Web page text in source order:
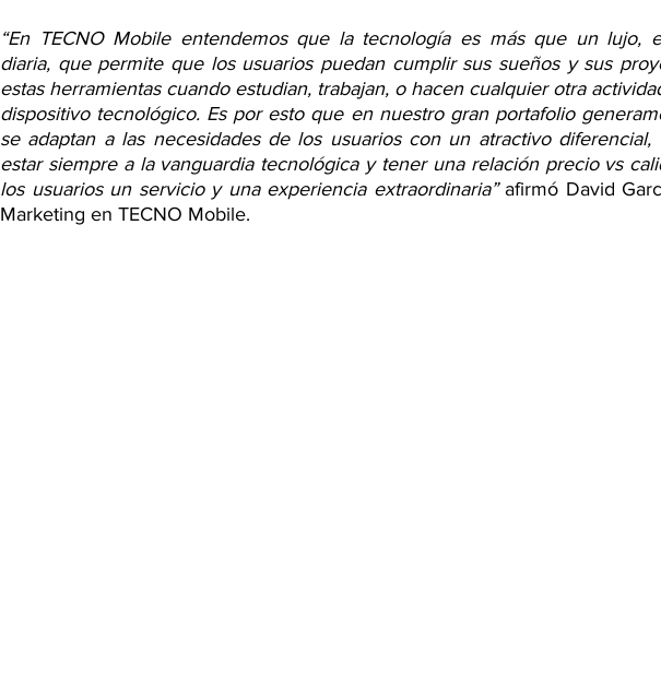
“En TECNO Mobile entendemos que la tecnología es más que un lujo,
diaria, que permite que los usuarios puedan cumplir sus sueños y sus
estas herramientas cuando estudian, trabajan, o hacen cualquier otra
dispositivo tecnológico. Es por esto que en nuestro gran portafolio
se adaptan a las necesidades de los usuarios con un atractivo diferencial,
estar siempre a la vanguardia tecnológica y tener una relación precio vs
los usuarios un servicio y una experiencia extraordinaria” afirmó David
Marketing en TECNO Mobile.